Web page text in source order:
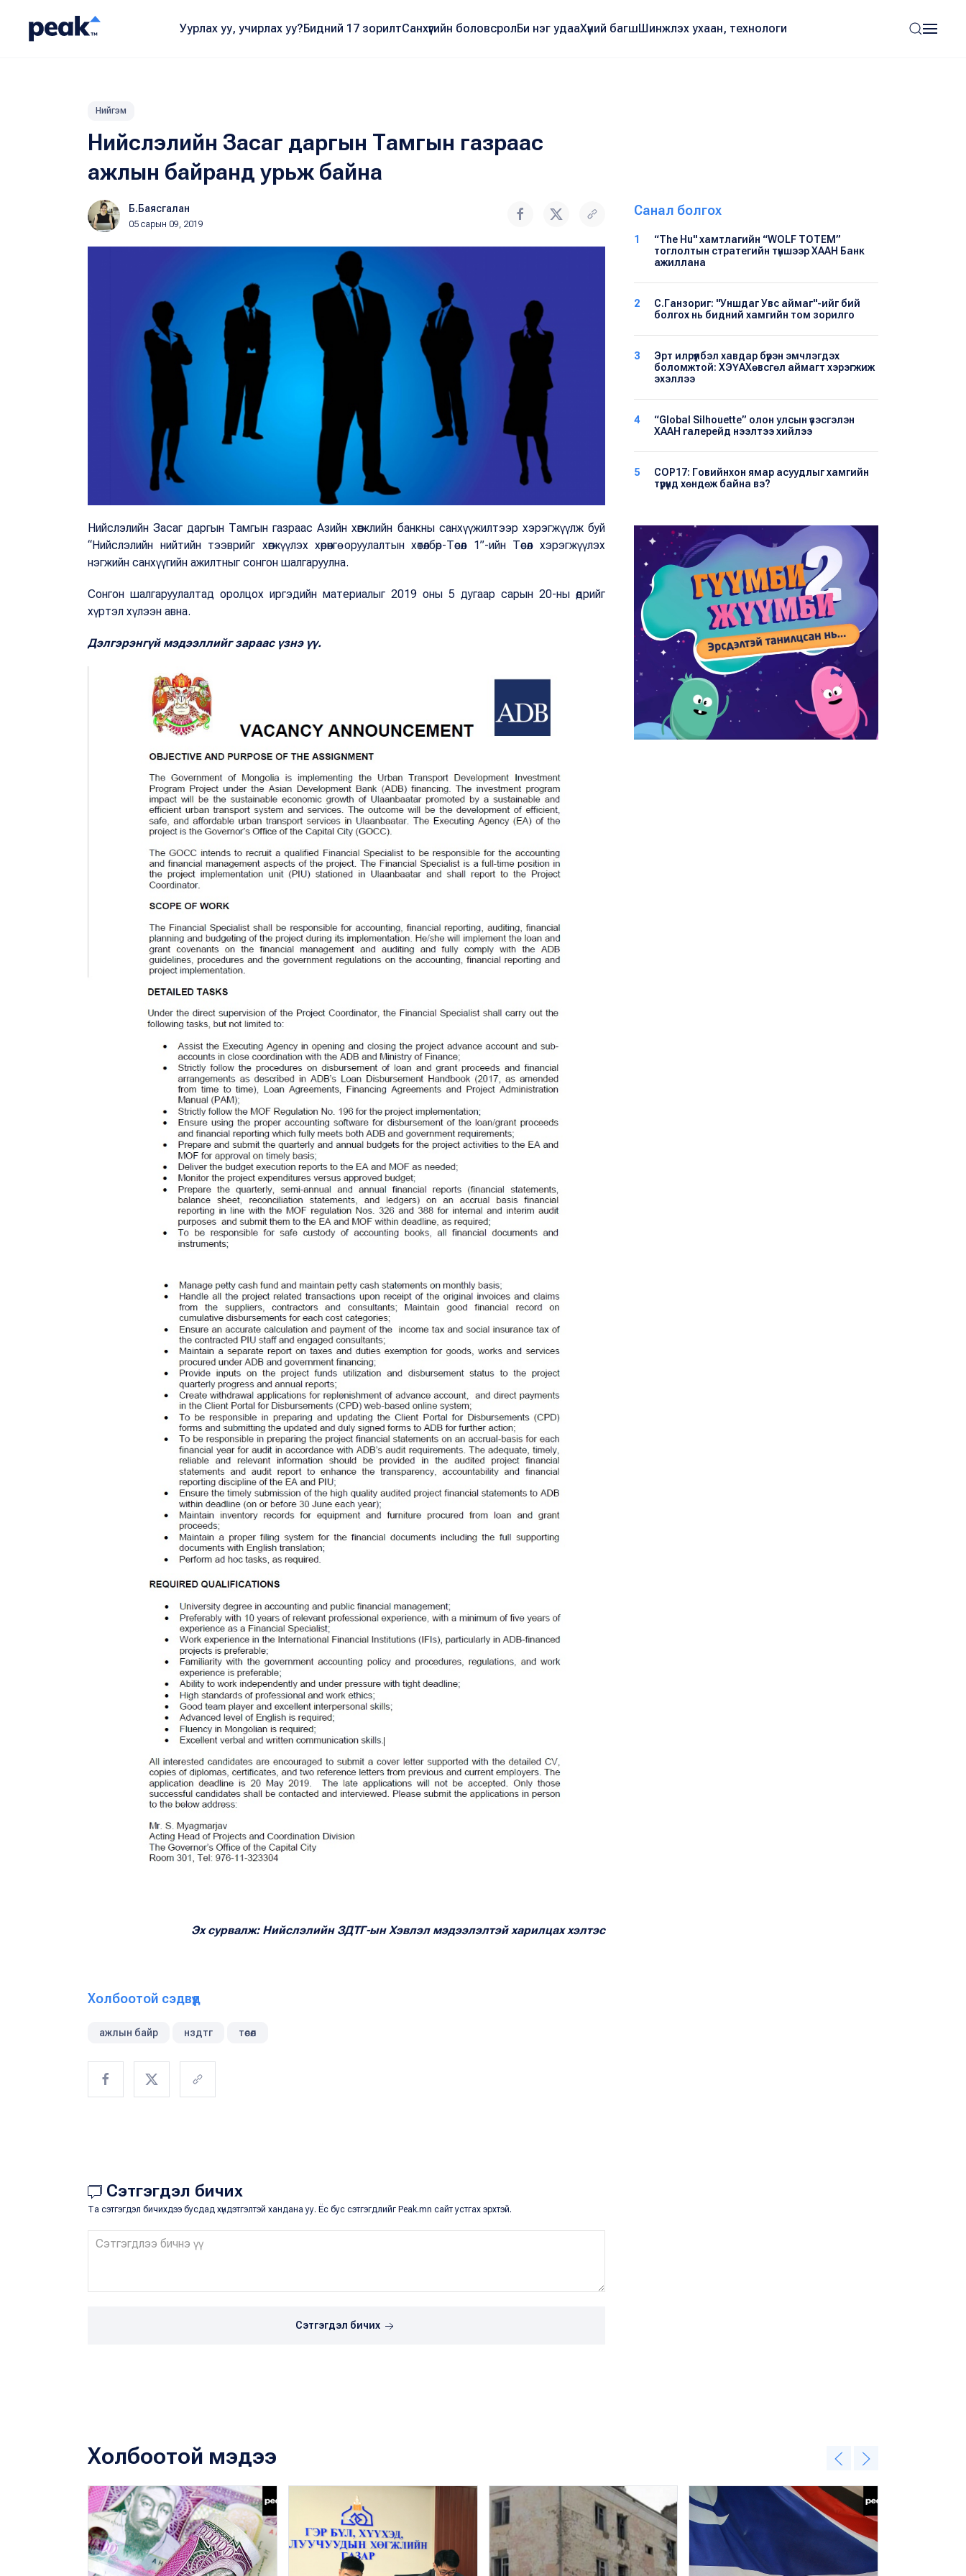
Уурлах уу, учирлах уу?Бидний 17 зорилтСанхүүгийн боловсролБи нэг удааХүний багшШинжлэх ухаан, технологи
Нийгэм
Нийслэлийн Засаг даргын Тамгын газраас
ажлын байранд урьж байна
Б.Баясгалан
05 сарын 09, 2019
Нийслэлийн Засаг даргын Тамгын газраас Азийн хөгжлийн банкны санхүүжилтээр хэрэгжүүлж буй
“Нийслэлийн нийтийн тээврийг хөгжүүлэх хөрөнгө оруулалтын хөтөлбөр-Төсөл 1”-ийн Төсөл хэрэгжүүлэх
нэгжийн санхүүгийн ажилтныг сонгон шалгаруулна.
Сонгон шалгаруулалтад оролцох иргэдийн материалыг 2019 оны 5 дугаар сарын 20-ны өдрийг
хүртэл хүлээн авна.
Дэлгэрэнгүй мэдээллийг зараас үзнэ үү.
Эх сурвалж: Нийслэлийн ЗДТГ-ын Хэвлэл мэдээлэлтэй харилцах хэлтэс
Холбоотой сэдвүүд
ажлын байр нздтг төсөл
Сэтгэгдэл бичих
Та сэтгэгдэл бичихдээ бусдад хүндэтгэлтэй хандана уу. Ёс бус сэтгэгдлийг Peak.mn сайт устгах эрхтэй.
Сэтгэгдэл бичих
Санал болгох
1
“The Hu" хамтлагийн “WOLF TOTEM”
тоглолтын стратегийн түншээр ХААН Банк
ажиллана
2
С.Ганзориг: "Уншдаг Увс аймаг"-ийг бий
болгох нь бидний хамгийн том зорилго
3
Эрт илрүүлбэл хавдар бүрэн эмчлэгдэх
боломжтой: ХЭҮА​Хөвсгөл аймагт хэрэгжиж
эхэллээ
4
“Global Silhouette” олон улсын үзэсгэлэн
ХААН галерейд нээлтээ хийлээ
5
COP17: Говийнхон ямар асуудлыг хамгийн
түрүүнд хөндөж байна вэ?
Холбоотой мэдээ